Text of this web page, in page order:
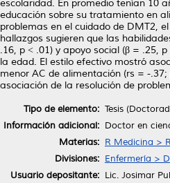
escolaridad. En promedio tenían 10
educación sobre su tratamiento en
problemas en el cuidado de DMT2,
hallazgos sugieren que las
.16, p ˂ .01) y apoyo social (β = .25,
la edad. El estilo efectivo mostró
menor AC de alimentación (rs = -
asociación de la resolución de
Tipo de elemento: Tesis
Información adicional: Doctor en
Materias: R Medicina >
Divisiones: Enfermería >
Usuario depositante: Lic. Josimar